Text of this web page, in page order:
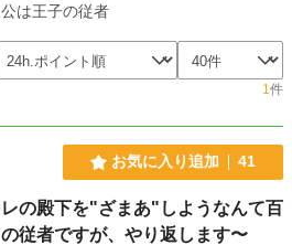
は王子の従者
1件
お気に入り追加 41
レの殿下を"ざまあ"しようなんて百
従者ですが、やり返します〜